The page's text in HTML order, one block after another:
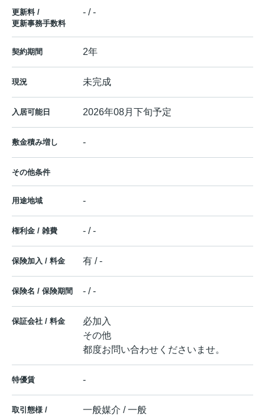
更新料 /
更新事務手数料
- / -
契約期間 2年
現況 未完成
入居可能日 2026年08月下旬予定
敷金積み増し -
その他条件
用途地域 -
権利金 / 雑費 - / -
保険加入 / 料金 有 / -
保険名 / 保険期間 - / -
保証会社 / 料金
必加入
その他
都度お問い合わせくださいませ。
特優賃 -
取引態様 /
一般媒介 / 一般